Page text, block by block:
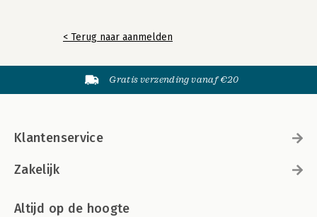
< Terug naar aanmelden
Gratis verzending vanaf €20
Klantenservice
Zakelijk
Altijd op de hoogte